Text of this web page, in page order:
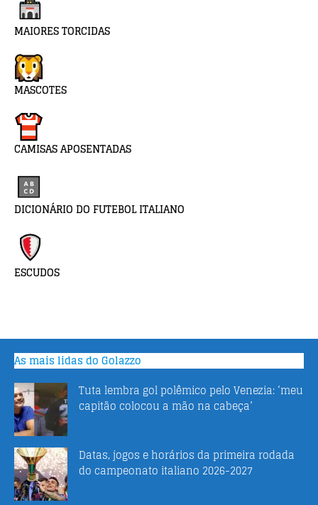
MAIORES TORCIDAS
MASCOTES
CAMISAS APOSENTADAS
DICIONÁRIO DO FUTEBOL ITALIANO
ESCUDOS
As mais lidas do Golazzo
Tuta lembra gol polêmico pelo Venezia: ‘meu
capitão colocou a mão na cabeça’
Datas, jogos e horários da primeira rodada
do campeonato italiano 2026-2027